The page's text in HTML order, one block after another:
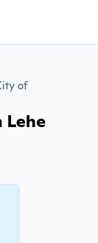
of
Lehe